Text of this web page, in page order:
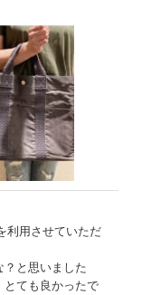
利用させていただ
と思いました
とても良かったで